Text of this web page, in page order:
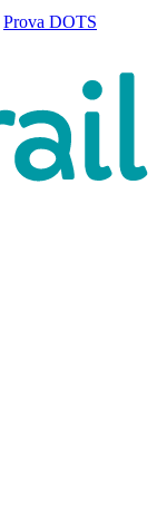
Prova DOTS